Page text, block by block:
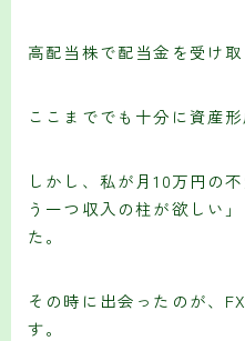
高配当株で配当金を受け取
ここまででも十分に資産形
しかし、私が月10万円の
う一つ収入の柱が欲しい
た。
その時に出会ったのが、
す。